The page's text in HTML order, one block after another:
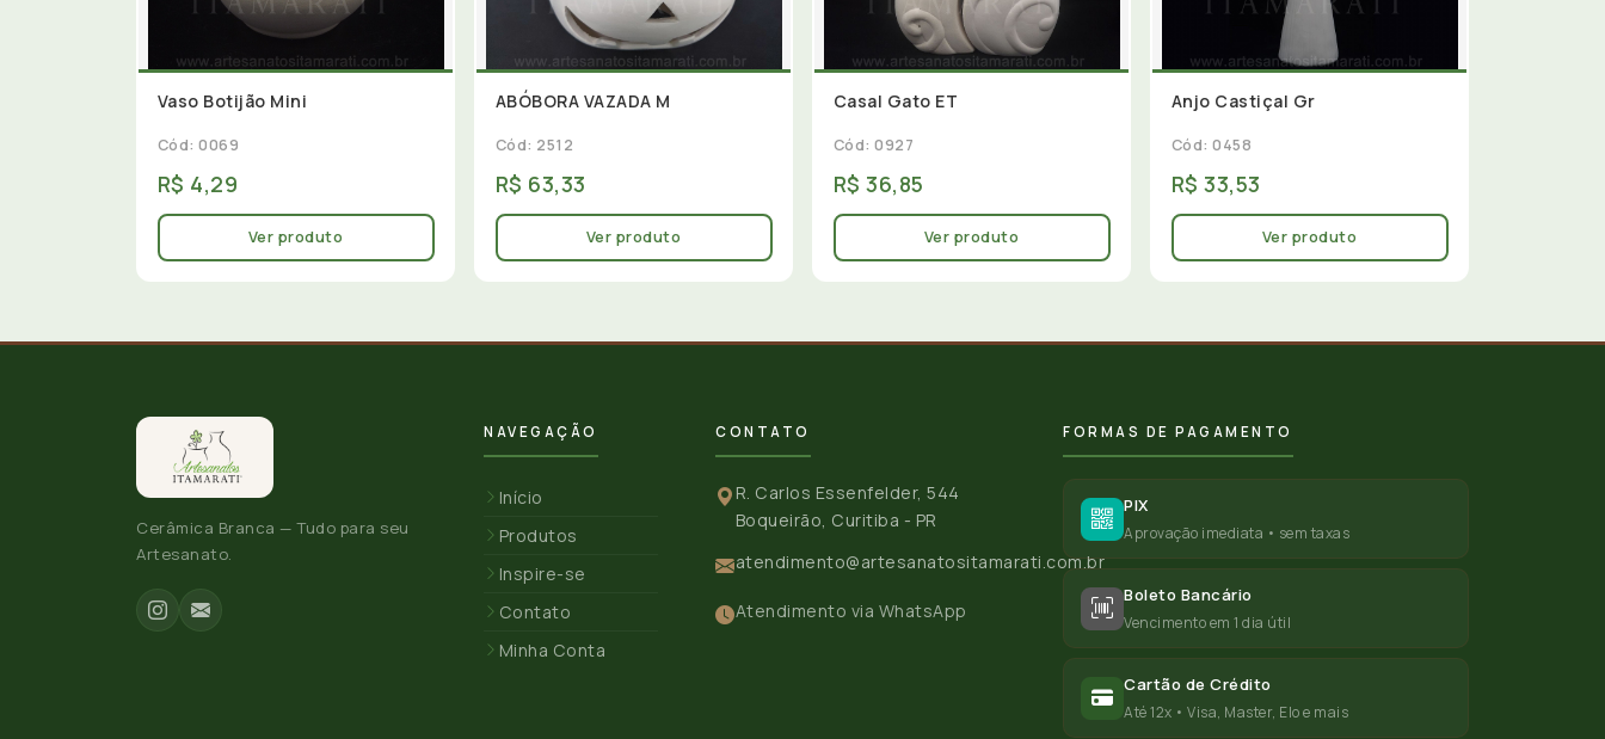
Vaso Botijão Mini
Cód: 0069
R$ 4,29
Ver produto
ABÓBORA VAZADA M
Cód: 2512
R$ 63,33
Ver produto
Casal Gato ET
Cód: 0927
R$ 36,85
Ver produto
Anjo Castiçal Gr
Cód: 0458
R$ 33,53
Ver produto
Cerâmica Branca — Tudo para seu
Artesanato.
NAVEGAÇÃO
Início
Produtos
Inspire-se
Contato
Minha Conta
CONTATO
R. Carlos Essenfelder, 544
Boqueirão, Curitiba - PR
atendimento@artesanatositamarati.com.br
Atendimento via WhatsApp
FORMAS DE PAGAMENTO
PIX
Aprovação imediata • sem taxas
Boleto Bancário
Vencimento em 1 dia útil
Cartão de Crédito
Até 12x • Visa, Master, Elo e mais